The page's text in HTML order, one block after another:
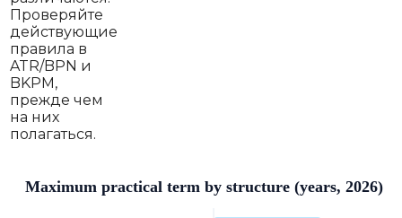
Проверяйте
действующие
правила в
ATR/BPN и
BKPM,
прежде чем
на них
полагаться.